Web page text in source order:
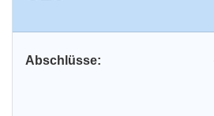
Abschlüsse: